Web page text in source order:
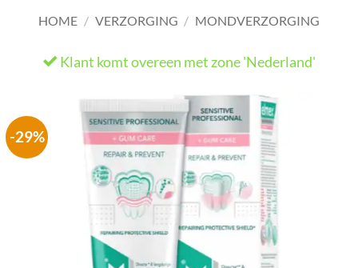
HOME / VERZORGING / MONDVERZORGING
Klant komt overeen met zone 'Nederland'
-29%